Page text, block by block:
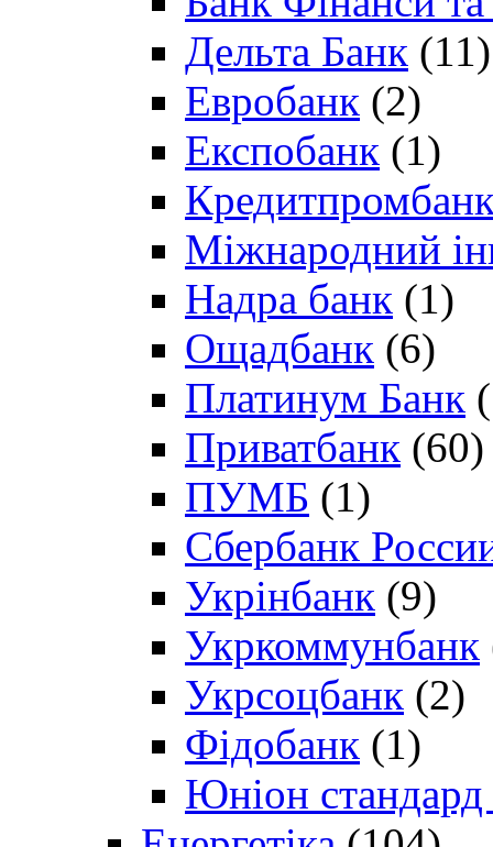
Дельта Банк (11)
Евробанк (2)
Експобанк (1)
Міжнародний
Надра банк (1)
Ощадбанк (6)
Платинум Банк
Приватбанк (60)
ПУМБ (1)
Сбербанк
Укрінбанк (9)
Укркоммунбанк
Укрсоцбанк (2)
Фідобанк (1)
Юніон стандард